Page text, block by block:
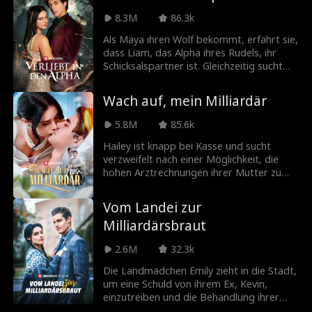
einem Milliardär. Kurz danach entdeckt
Daisy, dass sie mit Drillingen schwanger
ist.
8.3M
86.3k
Als Maya ihren Wolf bekommt, erfährt sie,
dass Liam, das Alpha ihres Rudels, ihr
Schicksalspartner ist. Gleichzeitig sucht
zu vervollständigen und eine Herrschaft
der Dunkelheit einzuleiten. Maya ist diese
Wahre Luna, also muss sie mit ihrem
Schicksal und der damit verbundenen
Gefahr und Verwandlung zurechtkommen.
Wach auf, mein Milliardär
5.8M
85.6k
Hailey ist knapp bei Kasse und sucht
verzweifelt nach einer Möglichkeit, die
hohen Arztrechnungen ihrer Mutter zu
Milliardär Samuel Trent heiratet, der nach
einem beinahe tödlichen Autounfall im
bis der berüchtigte Samuel Trent aus
seinem Koma erwacht und feststellt, dass
er mit einer völlig Fremden verlobt ist.
Vom Landei zur
Milliardärsbraut
2.6M
32.3k
Die Landmädchen Emily zieht in die Stadt,
um eine Schuld von ihrem Ex, Kevin,
einzutreiben und die Behandlung ihrer